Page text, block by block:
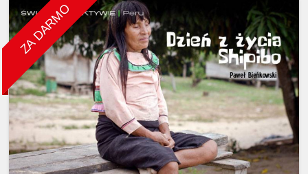
ZA DARMO